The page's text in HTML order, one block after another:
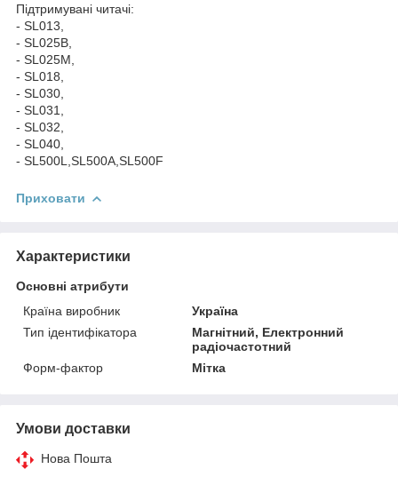
Підтримувані читачі:
- SL013,
- SL025B,
- SL025M,
- SL018,
- SL030,
- SL031,
- SL032,
- SL040,
- SL500L,SL500A,SL500F
Приховати
Характеристики
Основні атрибути
Країна виробник
Україна
Тип ідентифікатора
Магнітний, Електронний
радіочастотний
Форм-фактор
Мітка
Умови доставки
Нова Пошта